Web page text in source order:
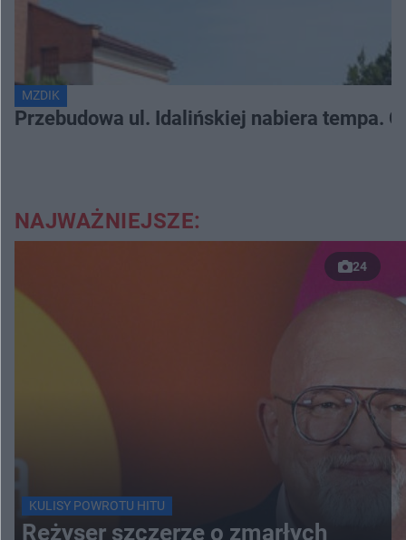
MZDIK
Przebudowa ul. Idalińskiej nabiera tempa.
NAJWAŻNIEJSZE:
24
KULISY POWROTU HITU
Reżyser szczerze o zmarłych